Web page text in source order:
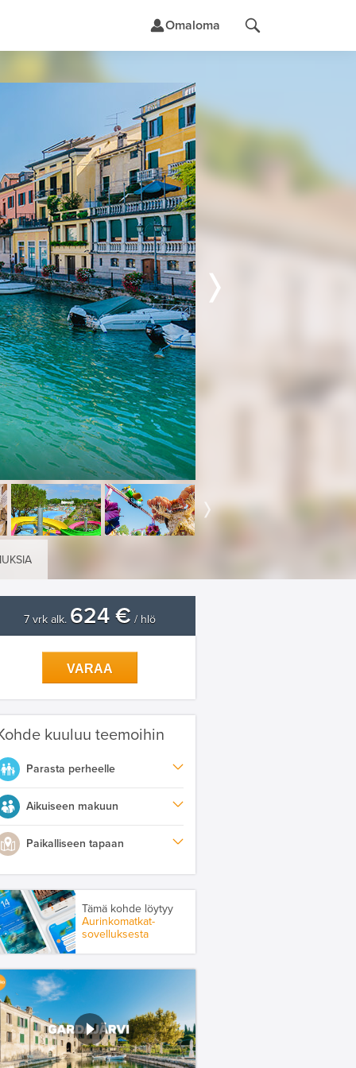
Omaloma
7 vrk alk. 624 € / hlö
VARAA
kuuluu teemoihin
Parasta perheelle
Aikuiseen makuun
Paikalliseen tapaan
Tämä kohde löytyy
Aurinkomatkat-
sovelluksesta